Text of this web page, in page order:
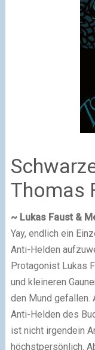
Thomas
~ Lukas Faust &
Yay, endlich ein
Anti-Helden
Protagonist Lukas
und kleineren
den Mund gefallen.
Anti-Helden des
ist nicht irgendein
höchstpersönlich.